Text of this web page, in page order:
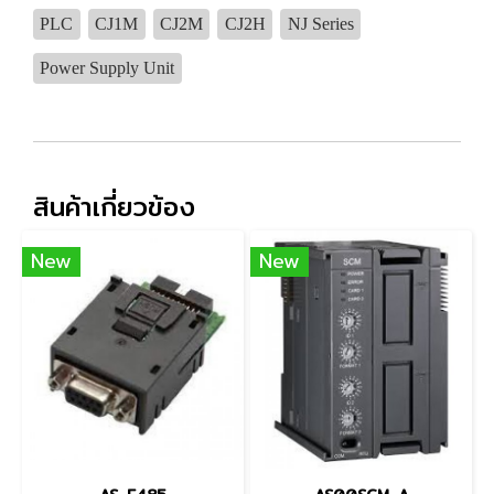
PLC CJ1M CJ2M CJ2H NJ Series
Power Supply Unit
สินค้าเกี่ยวข้อง
New New